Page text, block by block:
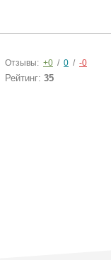
Отзывы: +0 / 0 / -0
Рейтинг: 35